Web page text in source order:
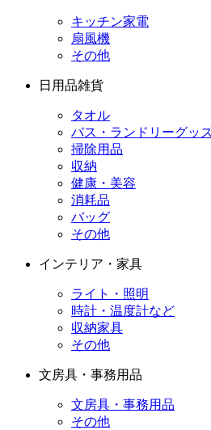
キッチン家電
扇風機
その他
日用品雑貨
タオル
バス・ランドリーグッ
掃除用品
収納
健康・美容
消耗品
バッグ
その他
インテリア・家具
ライト・照明
時計・温度計など
収納家具
その他
文房具・事務用品
文房具・事務用品
その他